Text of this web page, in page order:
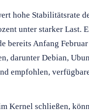
hohe Stabilitätsrate
unter starker Last.
bereits Anfang
darunter Debian,
empfohlen,
Kernel schließen,